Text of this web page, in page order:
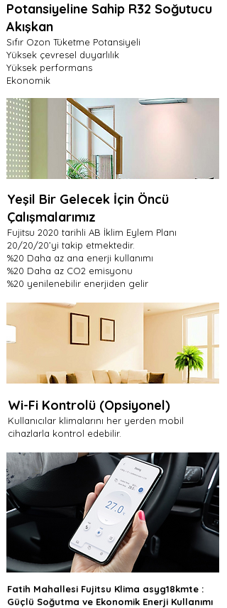
Potansiyeline Sahip R32 Soğutucu
Akışkan
Sıfır Ozon Tüketme Potansiyeli
Yüksek çevresel duyarlılık
Yüksek performans
Ekonomik
Yeşil Bir Gelecek İçin Öncü
Çalışmalarımız
Fujitsu 2020 tarihli AB İklim Eylem Planı
20/20/20’yi takip etmektedir.
%20 Daha az ana enerji kullanımı
%20 Daha az CO2 emisyonu
%20 yenilenebilir enerjiden gelir
Wi-Fi Kontrolü (Opsiyonel)
Kullanıcılar klimalarını her yerden mobil
cihazlarla kontrol edebilir.
Fatih Mahallesi Fujitsu Klima asyg18kmte :
Güçlü Soğutma ve Ekonomik Enerji Kullanımı